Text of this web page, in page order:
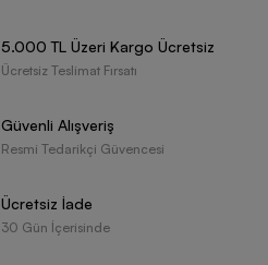
5.000 TL Üzeri Kargo Ücretsiz
Ücretsiz Teslimat Fırsatı
Güvenli Alışveriş
Resmi Tedarikçi Güvencesi
Ücretsiz İade
30 Gün İçerisinde